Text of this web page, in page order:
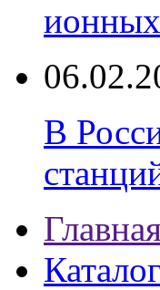
ионных
В
Каталог